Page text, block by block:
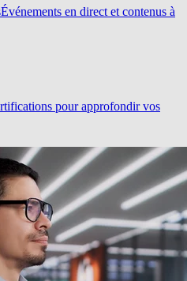
Événements en direct et contenus à
pour approfondir vos